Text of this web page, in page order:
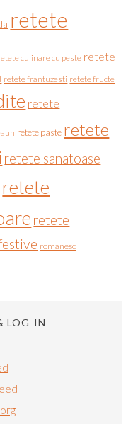
retete
culinare cu peste retete
retete frantuzesti retete fructe
retete
retete paste retete
retete sanatoase
retete
retete
romanesc
LOG-IN